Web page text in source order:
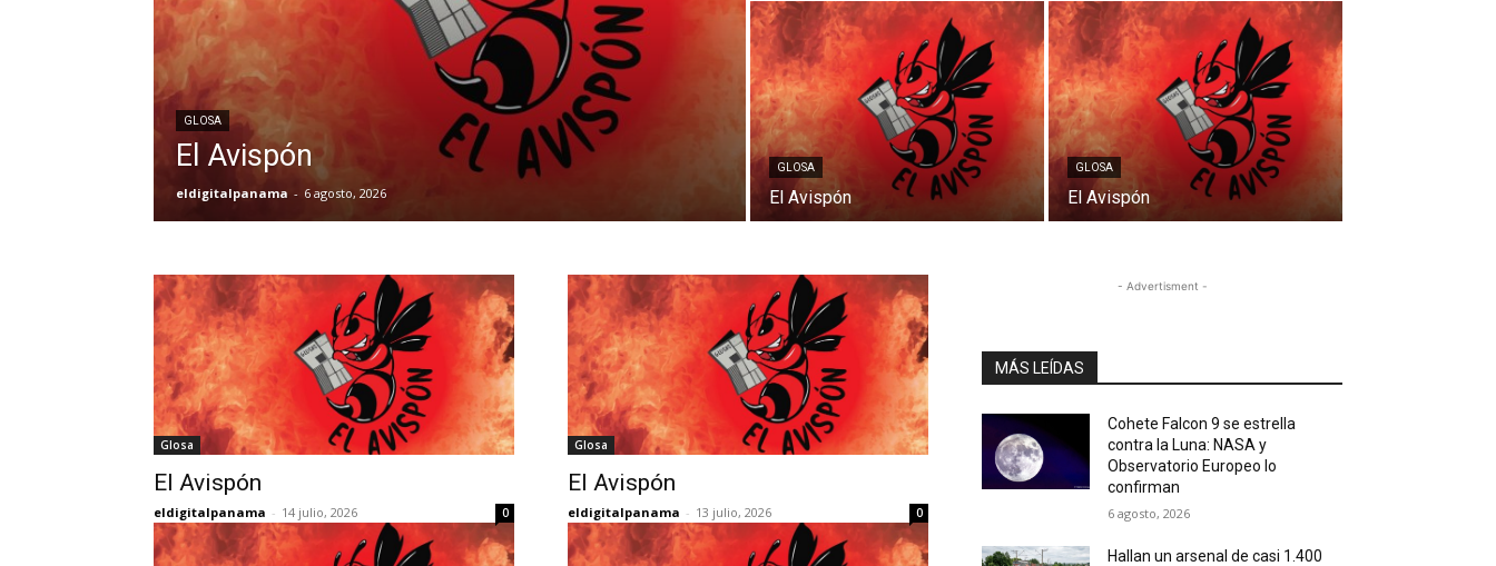
GLOSA
El Avispón
eldigitalpanama - 6 agosto, 2026
GLOSA
El Avispón
GLOSA
El Avispón
Glosa
El Avispón
eldigitalpanama - 14 julio, 2026 0
Glosa
El Avispón
eldigitalpanama - 13 julio, 2026 0
- Advertisment -
MÁS LEÍDAS
Cohete Falcon 9 se estrella
contra la Luna: NASA y
Observatorio Europeo lo
confirman
6 agosto, 2026
Hallan un arsenal de casi 1.400